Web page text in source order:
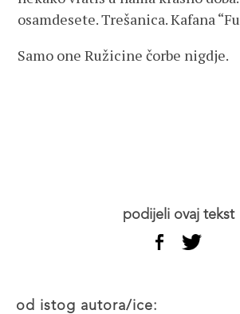
osamdesete. Trešanica. Kafana
Samo one Ružicine čorbe nigdje.
podijeli ovaj tekst
od istog autora/ice: